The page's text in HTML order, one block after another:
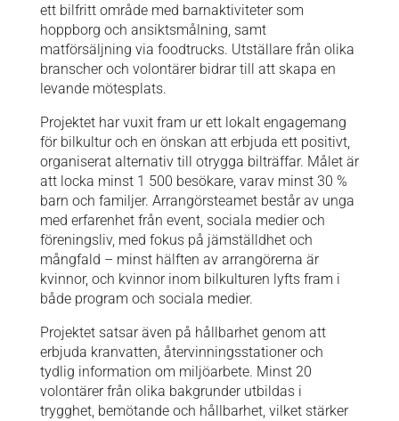
ett bilfritt område med barnaktiviteter som
hoppborg och ansiktsmålning, samt
matförsäljning via foodtrucks. Utställare från olika
branscher och volontärer bidrar till att skapa en
levande mötesplats.
Projektet har vuxit fram ur ett lokalt engagemang
för bilkultur och en önskan att erbjuda ett positivt,
organiserat alternativ till otrygga bilträffar. Målet är
att locka minst 1 500 besökare, varav minst 30 %
barn och familjer. Arrangörsteamet består av unga
med erfarenhet från event, sociala medier och
föreningsliv, med fokus på jämställdhet och
mångfald – minst hälften av arrangörerna är
kvinnor, och kvinnor inom bilkulturen lyfts fram i
både program och sociala medier.
Projektet satsar även på hållbarhet genom att
erbjuda kranvatten, återvinningsstationer och
tydlig information om miljöarbete. Minst 20
volontärer från olika bakgrunder utbildas i
trygghet, bemötande och hållbarhet, vilket stärker